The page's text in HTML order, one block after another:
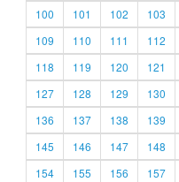
100
101 102 103
109
110 111 112
118
119 120 121
127
128 129 130
136
137 138 139
145
146 147 148
154
155 156 157